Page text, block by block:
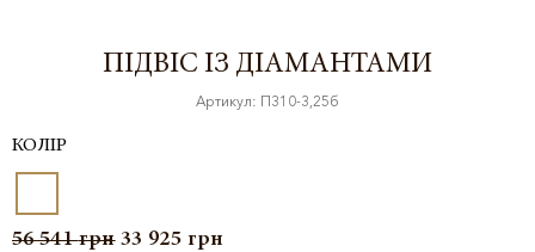
ПІДВІС ІЗ ДІАМАНТАМИ
Артикул: П310-3,25б
КОЛІР
56 541грн 33 925 грн